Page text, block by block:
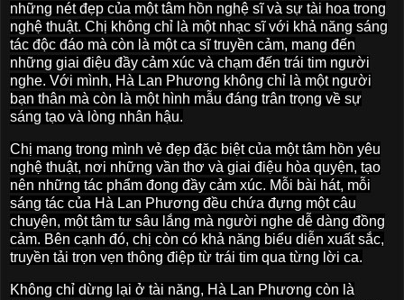
những nét đẹp của một tâm hồn nghệ sĩ và sự tài hoa trong
nghệ thuật. Chị không chỉ là một nhạc sĩ với khả năng sáng
tác độc đáo mà còn là một ca sĩ truyền cảm, mang đến
những giai điệu đầy cảm xúc và chạm đến trái tim người
nghe. Với mình, Hà Lan Phương không chỉ là một người
bạn thân mà còn là một hình mẫu đáng trân trọng về sự
sáng tạo và lòng nhân hậu.
Chị mang trong mình vẻ đẹp đặc biệt của một tâm hồn yêu
nghệ thuật, nơi những vần thơ và giai điệu hòa quyện, tạo
nên những tác phẩm đong đầy cảm xúc. Mỗi bài hát, mỗi
sáng tác của Hà Lan Phương đều chứa đựng một câu
chuyện, một tâm tư sâu lắng mà người nghe dễ dàng đồng
cảm. Bên cạnh đó, chị còn có khả năng biểu diễn xuất sắc,
truyền tải trọn vẹn thông điệp từ trái tim qua từng lời ca.
Không chỉ dừng lại ở tài năng, Hà Lan Phương còn là